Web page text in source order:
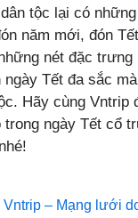
tộc lại có
năm mới, đón
nét đặc trưng
Tết đa sắc
Hãy cùng Vntrip
trong ngày Tết cổ
Vntrip – Mạng lưới